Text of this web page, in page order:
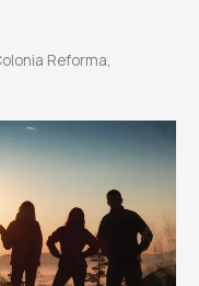
Reforma,